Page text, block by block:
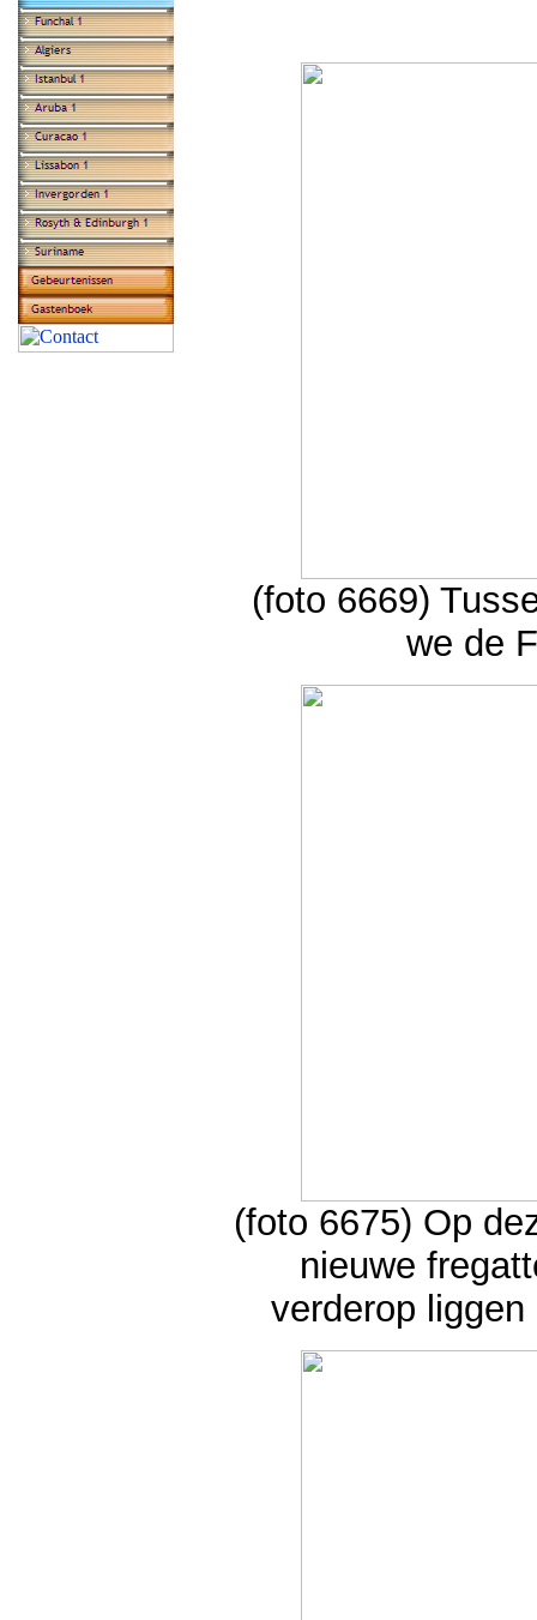
(foto 6669)
we de
(foto 6675) Op
nieuwe
verderop